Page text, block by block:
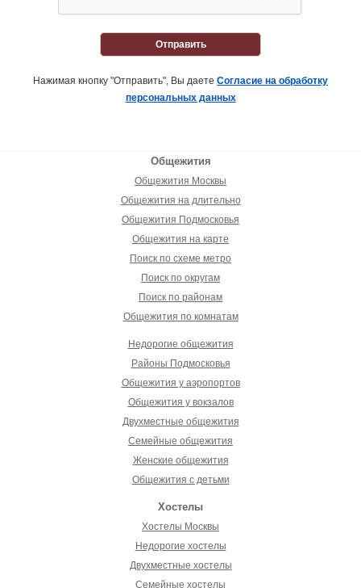
Отправить
Нажимая кнопку "Отправить", Вы даете Согласие на обработку
персональных данных
Общежития
Общежития Москвы
Общежития на длительно
Общежития Подмосковья
Общежития на карте
Поиск по схеме метро
Поиск по округам
Поиск по районам
Общежития по комнатам
Недорогие общежития
Районы Подмосковья
Общежития у аэропортов
Общежития у вокзалов
Двухместные общежития
Семейные общежития
Женские общежития
Общежития с детьми
Хостелы
Хостелы Москвы
Недорогие хостелы
Двухместные хостелы
Семейные хостелы